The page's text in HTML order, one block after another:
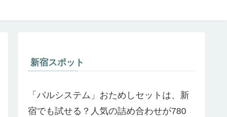
新宿スポット
「パルシステム」おためしセットは、新
宿でも試せる？人気の詰め合わせが780